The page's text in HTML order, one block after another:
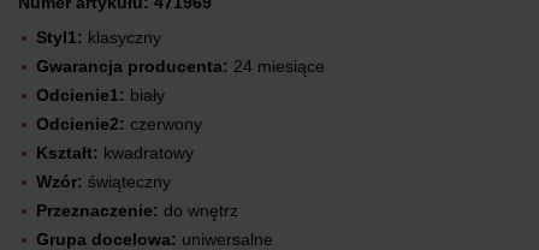
Styl1: klasyczny
Gwarancja producenta: 24 miesiące
Odcienie1: biały
Odcienie2: czerwony
Kształt: kwadratowy
Wzór: świąteczny
Przeznaczenie: do wnętrz
Grupa docelowa: uniwersalne